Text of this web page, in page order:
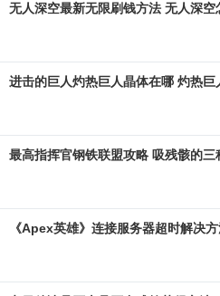
无人深空最新无限刷钱方法 无人深空
进击的巨人灼热巨人晶体在哪 灼热巨
最高指挥官钢铁联盟攻略 吸残骸的三
《Apex英雄》连接服务器超时解决